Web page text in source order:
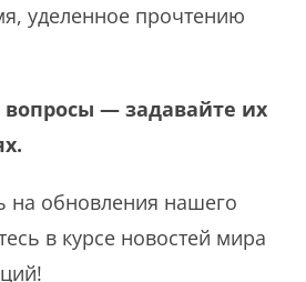
уделенное прочтению
— задавайте их
на обновления нашего
в курсе новостей мира